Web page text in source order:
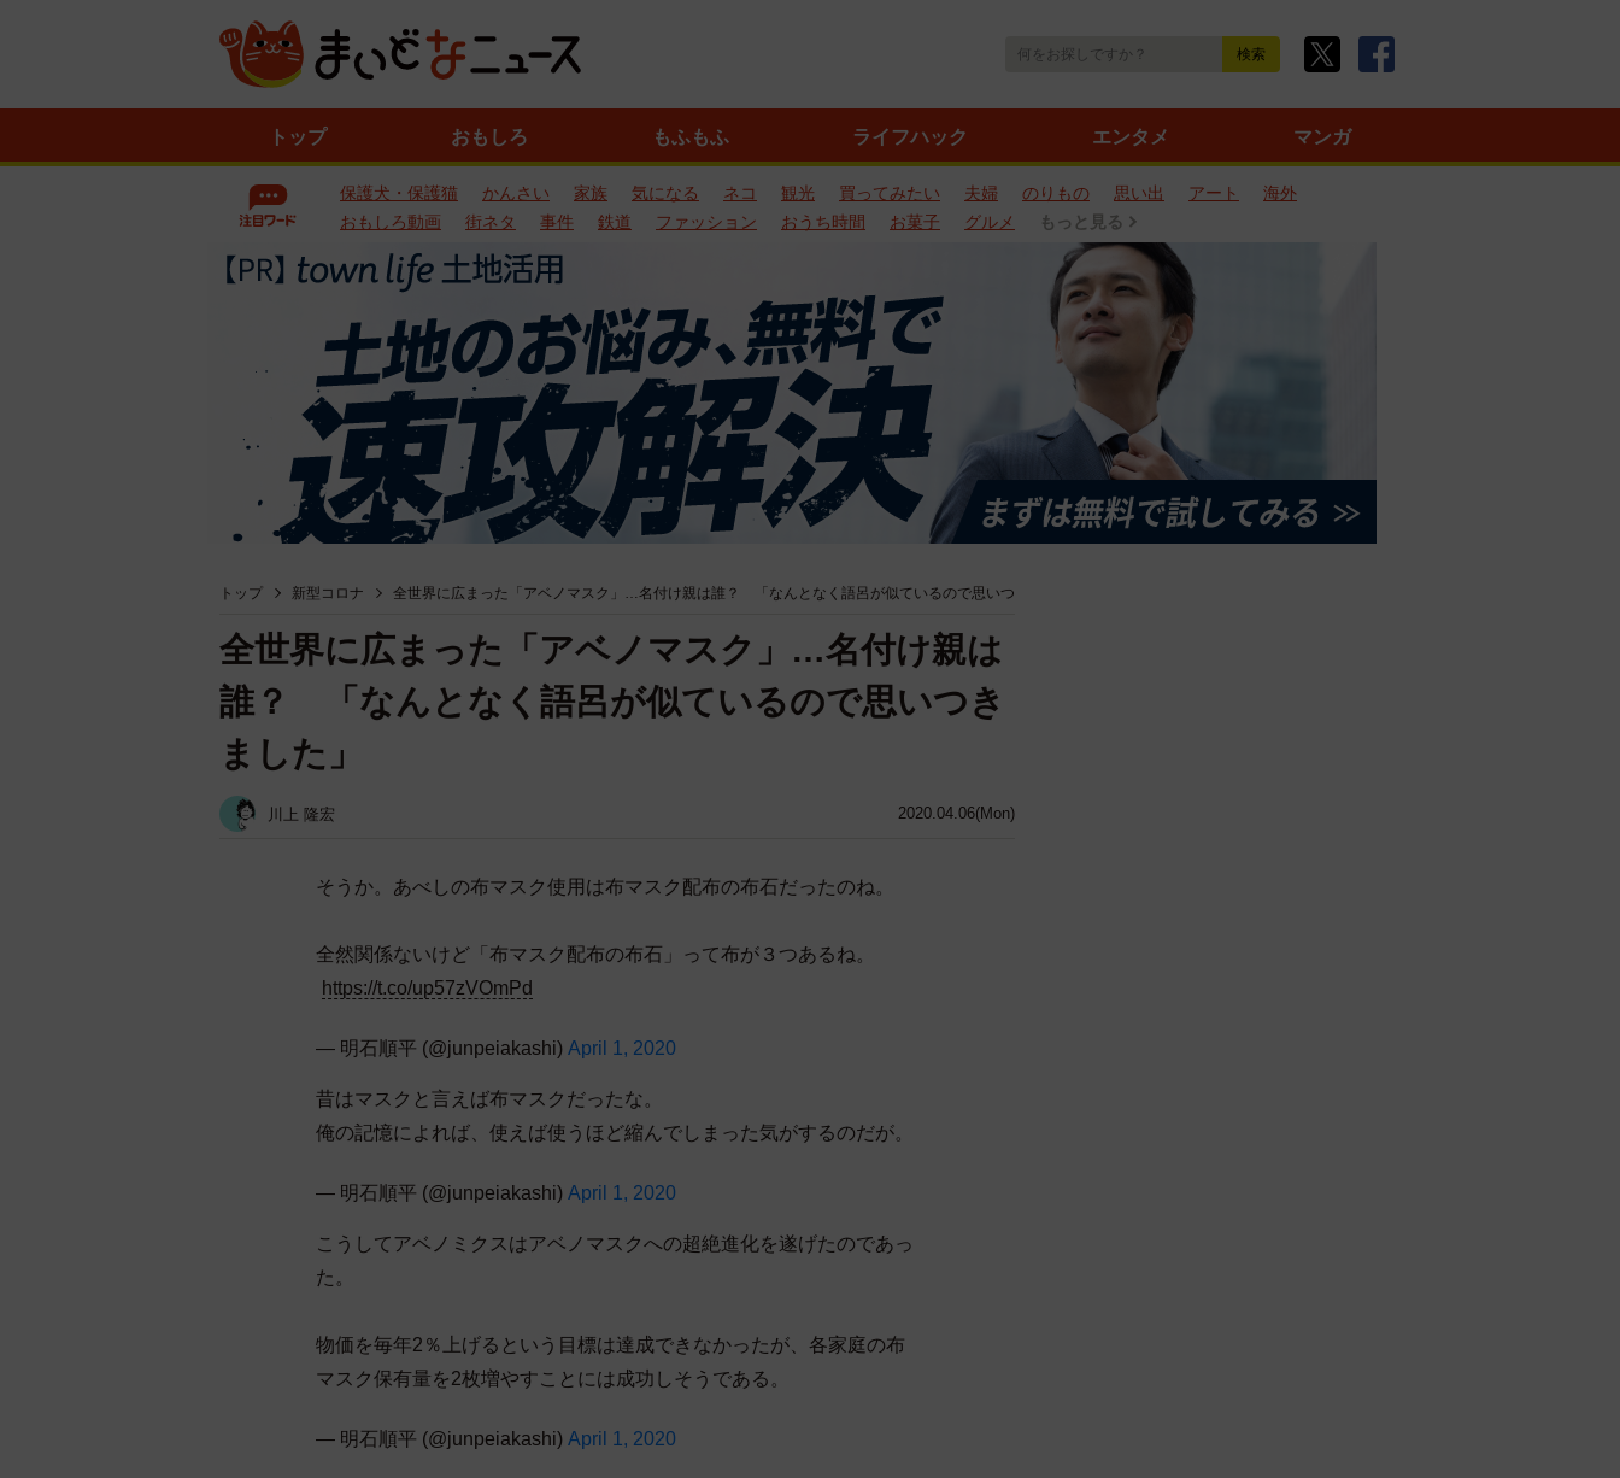
トップ おもしろ もふもふ ライフハック エンタメ マンガ
保護犬・保護猫 かんさい 家族 気になる ネコ 観光 買ってみたい 夫婦 のりもの 思い出 アート
海外
おもしろ動画
街ネタ 事件 鉄道 ファッション おうち時間 お菓子 グルメ もっと見る
トップ 新型コロナ 全世界に広まった「アベノマスク」…名付け親は誰？ 「なんとなく語呂が似ているので思いつ
2020.04.06(Mon)
全世界に広まった「アベノマスク」…名付け親は
誰？ 「なんとなく語呂が似ているので思いつき
ました」
川上 隆宏
そうか。あべしの布マスク使用は布マスク配布の布石だったのね。
全然関係ないけど「布マスク配布の布石」って布が３つあるね。
https://t.co/up57zVOmPd
— 明石順平 (@junpeiakashi) April 1, 2020
昔はマスクと言えば布マスクだったな。
俺の記憶によれば、使えば使うほど縮んでしまった気がするのだが。
— 明石順平 (@junpeiakashi) April 1, 2020
こうしてアベノミクスはアベノマスクへの超絶進化を遂げたのであっ
た。
物価を毎年2％上げるという目標は達成できなかったが、各家庭の布
マスク保有量を2枚増やすことには成功しそうである。
— 明石順平 (@junpeiakashi) April 1, 2020